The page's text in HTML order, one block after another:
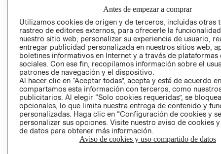
POLÍTICA
EMPRESARIAL
CONDICIONES
AVISO DE
PRIVACIDAD
GIFT CARD
AVISO DE
Antes de empezar a comprar
Utilizamos cookies de origen y de terceros, incluidas otras
rastreo de editores externos, para ofrecerle la
nuestro sitio web, personalizar su experiencia de usuario,
entregar publicidad personalizada en nuestros sitios web,
boletines informativos en Internet y a través de plataformas
sociales. Con ese fin, recopilamos información sobre el
patrones de navegación y el dispositivo.
Al hacer clic en “Aceptar todas”, acepta y está de acuerdo
compartamos esta información con terceros, como
publicitarios. Al elegir “Solo cookies requeridas”, se
opcionales, lo que limita nuestra entrega de contenido y
personalizadas. Haga clic en “Configuración de cookies y
personalizar sus opciones. Visite nuestro aviso de cookies
de datos para obtener más información.
Aviso de cookies y uso compartido de datos